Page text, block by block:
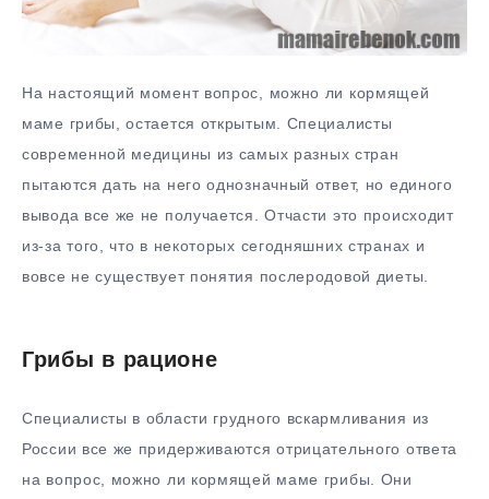
На настоящий момент вопрос, можно ли кормящей
маме грибы, остается открытым. Специалисты
современной медицины из самых разных стран
пытаются дать на него однозначный ответ, но единого
вывода все же не получается. Отчасти это происходит
из-за того, что в некоторых сегодняшних странах и
вовсе не существует понятия послеродовой диеты.
Грибы в рационе
Специалисты в области грудного вскармливания из
России все же придерживаются отрицательного ответа
на вопрос, можно ли кормящей маме грибы. Они